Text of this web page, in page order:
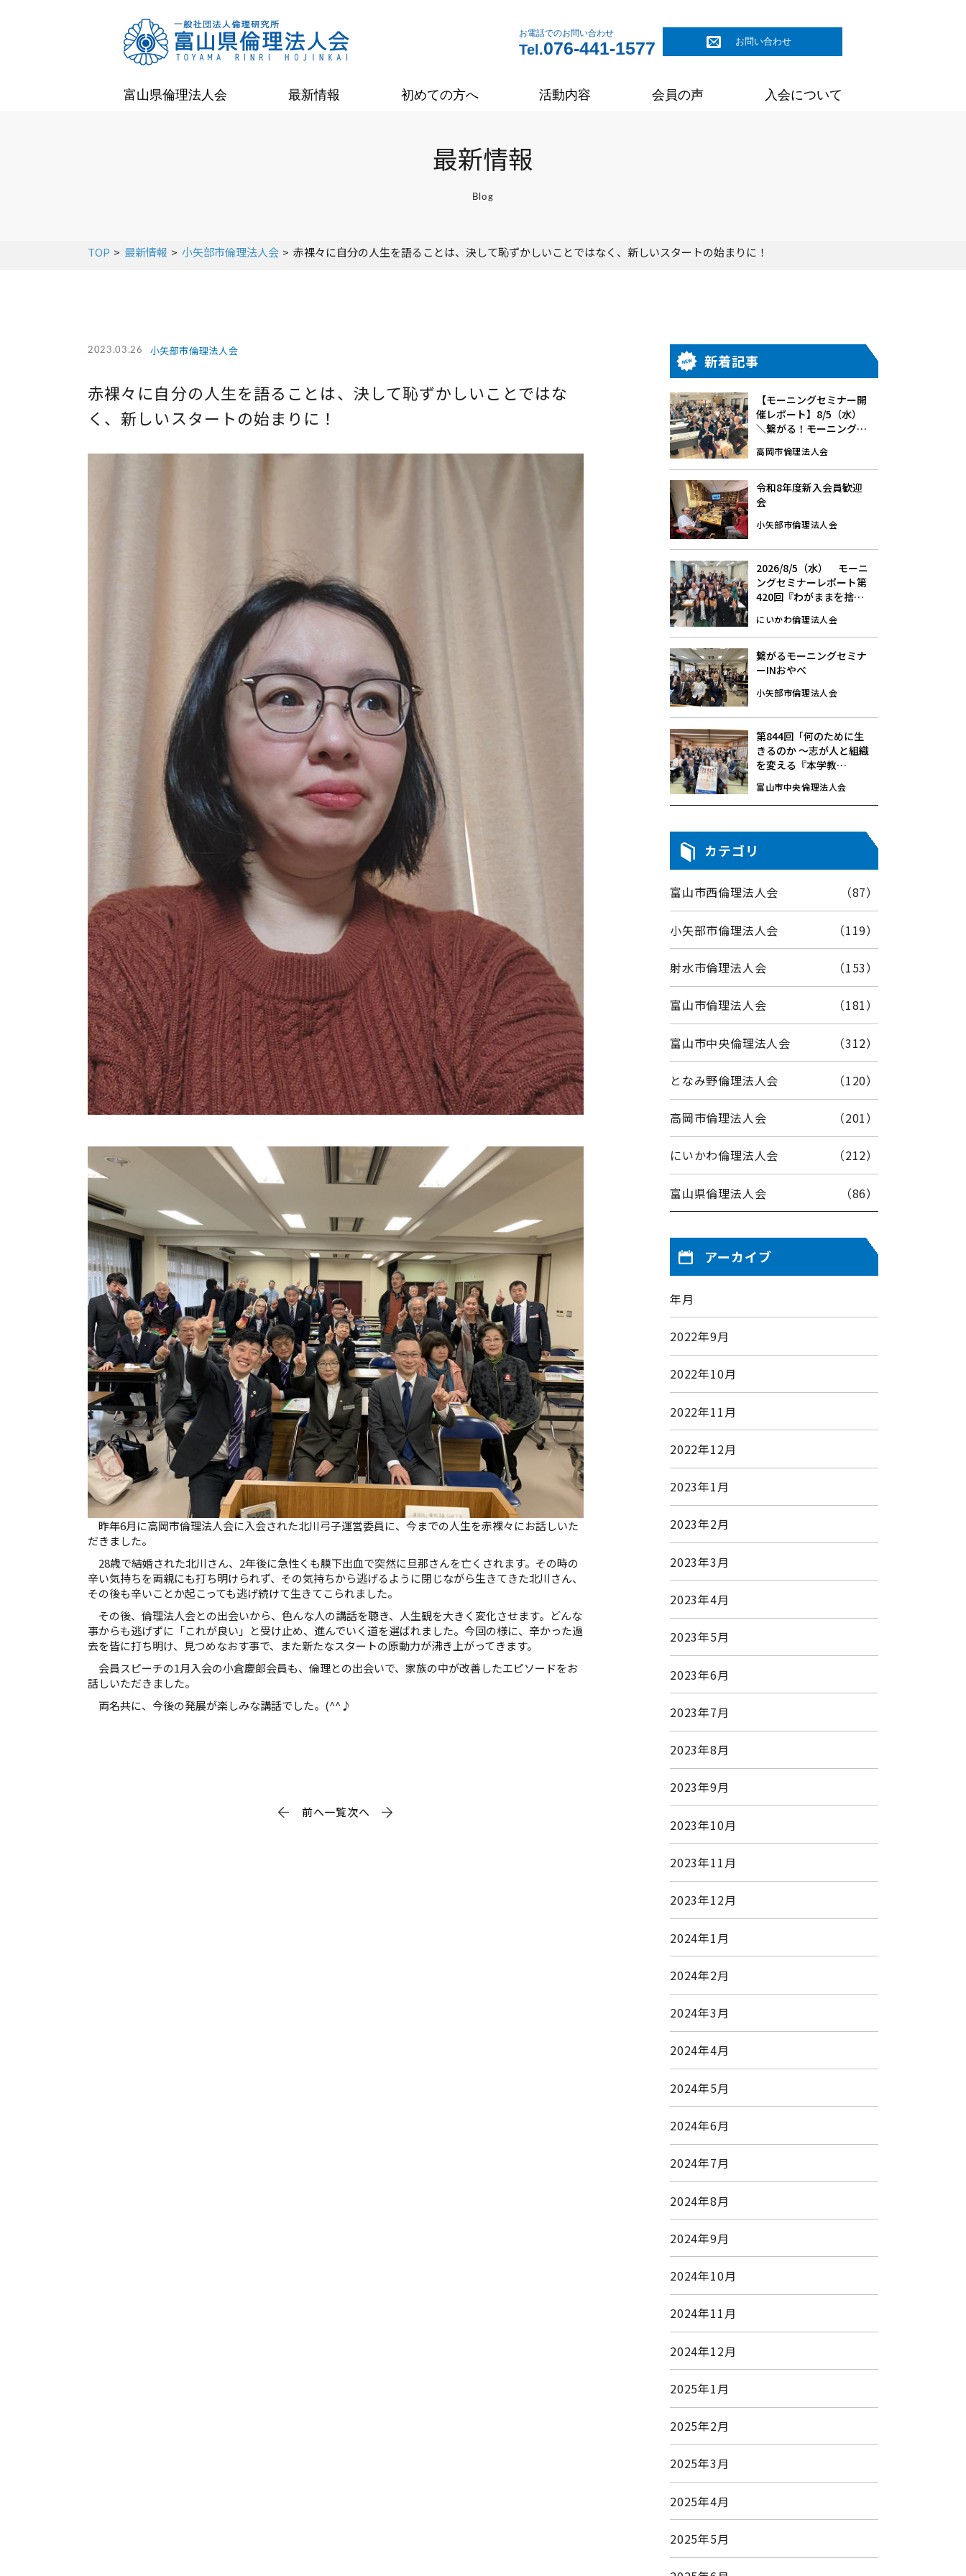
お問い合わせ
お電話でのお問い合わせ
Tel.076-441-1577
富山県倫理法人会 最新情報 初めての方へ 活動内容 会員の声 入会について
最新情報
Blog
TOP 最新情報 小矢部市倫理法人会 赤裸々に自分の人生を語ることは、決して恥ずかしいことではなく、新しいスタートの始まりに！
2023.03.26 小矢部市倫理法人会
赤裸々に自分の人生を語ることは、決して恥ずかしいことではな
く、新しいスタートの始まりに！
昨年6月に高岡市倫理法人会に入会された北川弓子運営委員に、今までの人生を赤裸々にお話しいた
だきました。
28歳で結婚された北川さん、2年後に急性くも膜下出血で突然に旦那さんを亡くされます。その時の
辛い気持ちを両親にも打ち明けられず、その気持ちから逃げるように閉じながら生きてきた北川さん、
その後も辛いことか起こっても逃げ続けて生きてこられました。
その後、倫理法人会との出会いから、色んな人の講話を聴き、人生観を大きく変化させます。どんな
事からも逃げずに「これが良い」と受け止め、進んでいく道を選ばれました。今回の様に、辛かった過
去を皆に打ち明け、見つめなおす事で、また新たなスタートの原動力が沸き上がってきます。
会員スピーチの1月入会の小倉慶郎会員も、倫理との出会いで、家族の中が改善したエピソードをお
話しいただきました。
両名共に、今後の発展が楽しみな講話でした。(^^♪
前へ一覧次へ
新着記事
【モーニングセミナー開
催レポート】8/5（水）
＼繋がる！モーニングセ
牧 慎一 氏
高岡市倫理法人会
令和8年度新入会員歓迎
会
小矢部市倫理法人会
2026/8/5（水） モーニ
ングセミナーレポート第
420回『わがままを捨て
にいかわ倫理法人会
繋がるモーニングセミナ
ーINおやべ
小矢部市倫理法人会
第844回「何のために生
きるのか 〜志が人と組織
を変える『本学教
ニングセミナーレポート
富山市中央倫理法人会
カテゴリ
富山市西倫理法人会 （87）
小矢部市倫理法人会 （119）
射水市倫理法人会 （153）
富山市倫理法人会 （181）
富山市中央倫理法人会 （312）
となみ野倫理法人会 （120）
高岡市倫理法人会 （201）
にいかわ倫理法人会 （212）
富山県倫理法人会 （86）
アーカイブ
年月
2022年9月
2022年10月
2022年11月
2022年12月
2023年1月
2023年2月
2023年3月
2023年4月
2023年5月
2023年6月
2023年7月
2023年8月
2023年9月
2023年10月
2023年11月
2023年12月
2024年1月
2024年2月
2024年3月
2024年4月
2024年5月
2024年6月
2024年7月
2024年8月
2024年9月
2024年10月
2024年11月
2024年12月
2025年1月
2025年2月
2025年3月
2025年4月
2025年5月